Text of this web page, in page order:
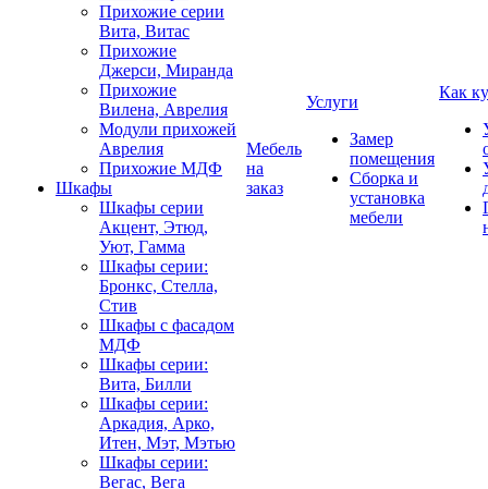
Прихожие серии
Вита, Витас
Прихожие
Джерси, Миранда
Прихожие
Вилена, Аврелия
Модули прихожей
Аврелия
Прихожие МДФ
Шкафы
Шкафы серии
Акцент, Этюд,
Уют, Гамма
Шкафы серии:
Бронкс, Стелла,
Стив
Шкафы с фасадом
МДФ
Шкафы серии:
Вита, Билли
Шкафы серии:
Аркадия, Арко,
Итен, Мэт, Мэтью
Шкафы серии:
Вегас, Вега
Мебель
на
заказ
Услуги
Замер
помещения
Сборка и
установка
мебели
Как